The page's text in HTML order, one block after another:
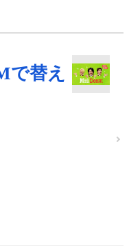
で替え